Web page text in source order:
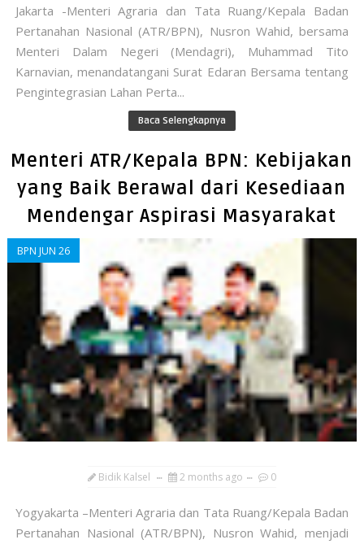
​Jakarta -Menteri Agraria dan Tata Ruang/Kepala Badan
Pertanahan Nasional (ATR/BPN), Nusron Wahid, bersama
Menteri Dalam Negeri (Mendagri), Muhammad Tito
Karnavian, menandatangani Surat Edaran Bersama tentang
Pengintegrasian Lahan Perta...
Baca Selengkapnya
Menteri ATR/Kepala BPN: Kebijakan
yang Baik Berawal dari Kesediaan
Mendengar Aspirasi Masyarakat
BPN JUN 26
Bidik Kalsel 2 months ago 0
Yogyakarta –Menteri Agraria dan Tata Ruang/Kepala Badan
Pertanahan Nasional (ATR/BPN), Nusron Wahid, menjadi